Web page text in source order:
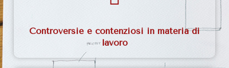
Controversie e contenziosi in materia di
lavoro